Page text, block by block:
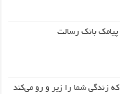
بانک رسالت
شما را زیر و رو می‌کند